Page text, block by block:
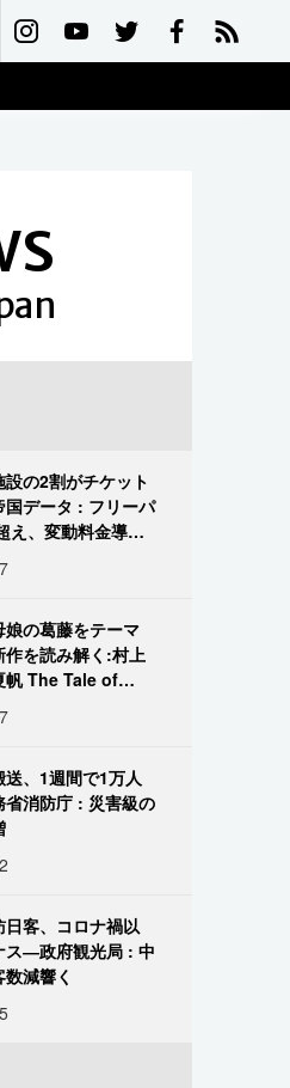
設の2割がチケット
データ : フリーパ
え、変動料金導入
娘の葛藤をテーマ
作を読み解く:村上
帆 The Tale of
送、1週間で1万人
消防庁 : 災害級の
日客、コロナ禍以
ス―政府観光局 : 中
減響く